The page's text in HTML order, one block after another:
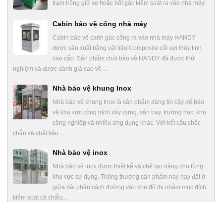
trạm trông giữ xe hoặc bốt gác kiểm soát ra vào nhà máy.
Cabin bảo vệ cổng nhà máy
Cabin bảo vệ canh gác cổng ra vào nhà máy HANDY
được sản xuất bằng vật liệu Composite cốt sợi thủy tinh
cao cấp. Sản phẩm chòi bảo vệ HANDY đã được thử
nghiệm và được đánh giá cao về…
Nhà bảo vệ khung Inox
Nhà bảo vệ khung Inox là sản phẩm đáng tin cậy để bảo
vệ khu vực công trình xây dựng, sân bay, trường học, khu
công nghiệp và nhiều ứng dụng khác. Với kết cấu chắc
chắn và chất liệu…
Nhà bảo vệ inox
Nhà bảo vệ inox được thiết kế và chế tạo riêng cho từng
khu vực sử dụng. Thông thường sản phẩm này hay đặt ở
giữa dải phân cách đường vào khu đô thị nhằm mục đích
kiểm soát cả chiều…